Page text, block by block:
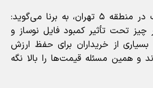
محمد حسینی، مشاور املاک در منطقه ۵ تهران، به برنا می‌گوید:
چیز تحت تأثیر کمبود فایل نوساز و
بسیاری از خریداران برای حفظ ارزش
و همین مسئله قیمت‌ها را بالا نگه